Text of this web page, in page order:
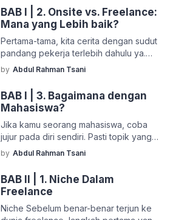
langkah-langkah yang […]
tidak terikat jam kerja harian, tapi
biasanya hanya perlu menyelesaikan
pekerjaan sesuai tenggat waktu
(deadline) yang disepakati. Selain itu,
kita juga tidak terikat kontrak jangka
panjang seperti karyawan pada
kalau ingin […]
BAB I | 2. Onsite vs. Freelance:
Mana yang Lebih baik?
Pertama-tama, kita cerita dengan sudut
pandang pekerja terlebih dahulu ya.
Mana yang Lebih Baik, Terjun ke Dunia
Freelance atau Bekerja Onsite? Perlu
saya tekankan, memilih antara bekerja
onsite atau menjadi freelancer bukan
soal mana yang lebih unggul, tapi lebih
kepada mana yang lebih sesuai
dengan kebutuhan dan preferensi
masing-masing dari kita. Tidak ada
by Abdul Rahman Tsani
BAB I | 3. Bagaimana dengan
Mahasiswa?
Jika kamu seorang mahasiswa, coba
jujur pada diri sendiri. Pasti topik yang
satu ini bikin penasaran, kan? Di luar
sana, tidak sedikit mahasiswa yang
sebenarnya sudah lama kepo dengan
dunia freelance. Tapi sayangnya, tidak
semuanya benar-benar bergerak.
Banyak yang masih terjebak di fase
by Abdul Rahman Tsani
BAB II | 1. Niche Dalam
Freelance
Niche Sebelum benar-benar terjun ke